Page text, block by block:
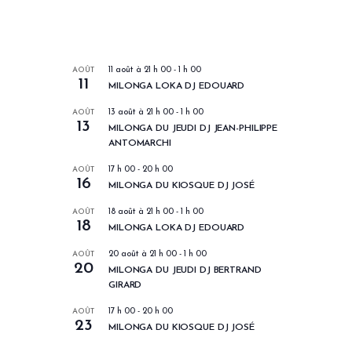
AOÛT
11
11 août à 21 h 00 - 1 h 00
MILONGA LOKA DJ EDOUARD
AOÛT
13
13 août à 21 h 00 - 1 h 00
MILONGA DU JEUDI DJ JEAN-PHILIPPE
ANTOMARCHI
AOÛT
16
17 h 00 - 20 h 00
MILONGA DU KIOSQUE DJ JOSÉ
AOÛT
18
18 août à 21 h 00 - 1 h 00
MILONGA LOKA DJ EDOUARD
AOÛT
20
20 août à 21 h 00 - 1 h 00
MILONGA DU JEUDI DJ BERTRAND
GIRARD
AOÛT
23
17 h 00 - 20 h 00
MILONGA DU KIOSQUE DJ JOSÉ